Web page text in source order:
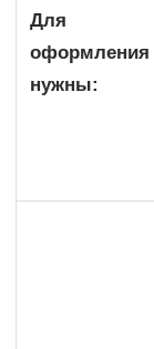
Для
оформления
нужны: